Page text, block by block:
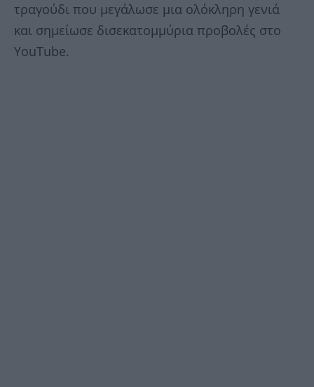
τραγούδι που μεγάλωσε μια ολόκληρη γενιά
και σημείωσε δισεκατομμύρια προβολές στο
YouTube.